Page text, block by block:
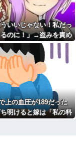
気で離婚し、その後
間、激デブだった私
減→20年後、元旦
引っ越してきたのだ
に会った元旦那の
！！！
「外国人受け入れ反
に わずか2年で20.7
、東大調査「若い世
」
しているとき、義兄
供達に「お母さんが
うするの？うちでは
いわよ。」と
こいつも、ちゅーだ
ンチだとか…。 うち
いいじゃない！私だっ
のに！」→盗みを責め
マがまさかの被害者アピ
言い分に周囲から笑いが
れてしまい…
上の血圧が189だった
明けると嫁は「私の料